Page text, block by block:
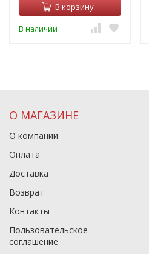
В корзину
В наличии
О МАГАЗИНЕ
О компании
Оплата
Доставка
Возврат
Контакты
Пользовательское
соглашение